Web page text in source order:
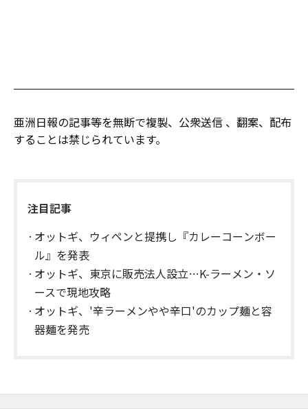
亜洲日報の記事等を無断で複製、公衆送信 、翻案、配布
することは禁じられています。
注目記事
オットギ、ウィペンと提携し『カレーコーンボー
ル』を発表
オットギ、東京に販売法人設立…K-ラーメン・ソ
ースで現地攻略
オットギ、'辛ラーメンやや辛口'のカップ麺と容
器麺を発売